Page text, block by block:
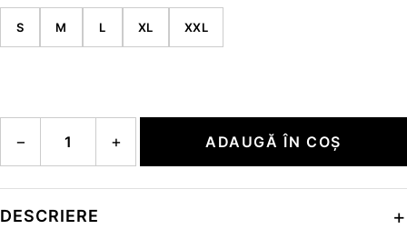
S M L XL XXL
− + ADAUGĂ ÎN COȘ
DESCRIERE